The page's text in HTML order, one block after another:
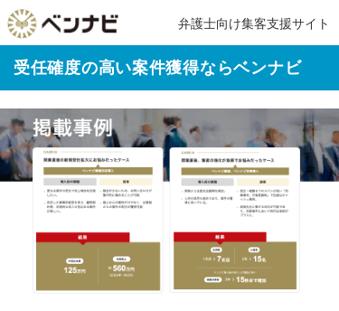
弁護士向け集客支援サイト
受任確度の高い案件獲得ならベンナビ